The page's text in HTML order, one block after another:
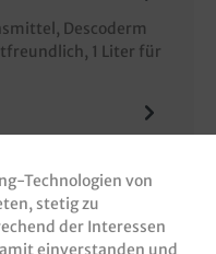
Descoderm
1 Liter für
Technologien von
stetig zu
der Interessen
einverstanden und